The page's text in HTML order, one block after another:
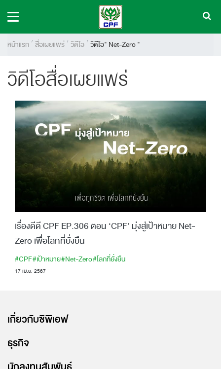
หน้าแรก สื่อเผยแพร่ วิดีโอ วิดีโอ" Net-Zero "
วิดีโอสื่อเผยแพร่
เรื่องดีดี CPF EP.306 ตอน ‘CPF’ มุ่งสู่เป้าหมาย Net-
Zero เพื่อโลกที่ยั่งยืน
#CPF#เป้าหมาย#Net-Zero#โลกที่ยั่งยืน
17 เม.ย. 2567
เกี่ยวกับซีพีเอฟ
ธุรกิจ